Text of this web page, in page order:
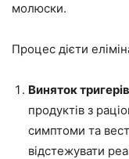
молюски.
Процес дієти
Виняток
продуктів з
симптоми та
відстежувати